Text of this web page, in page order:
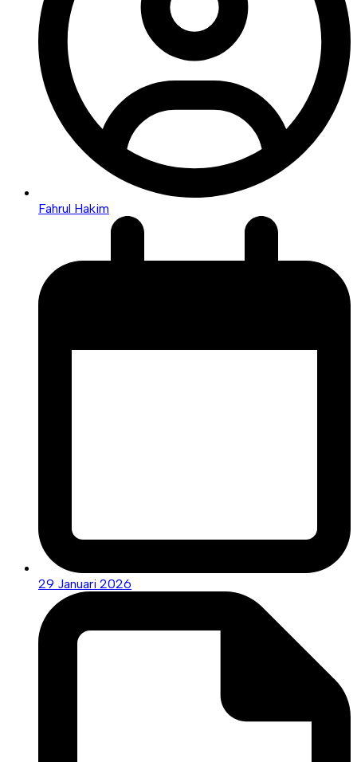
Fahrul Hakim
29 Januari 2026